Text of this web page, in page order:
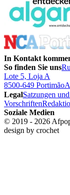
In Kontakt
So finden Sie uns
Lote 5, Loja A
8500-649 Portimão
LegalSatzungen
Vorschriften
Soziale Medien
© 2019 - 2026
design by crochet